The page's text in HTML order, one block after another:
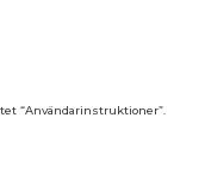
“Användarinstruktioner”.